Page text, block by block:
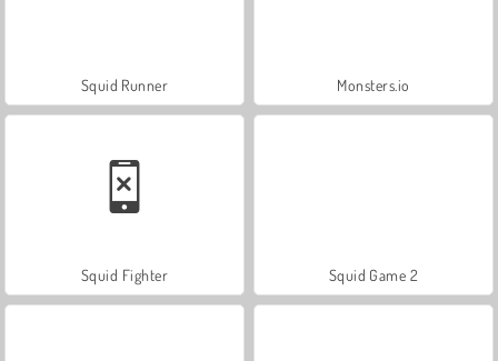
Squid Runner Monsters.io
Squid Fighter Squid Game 2